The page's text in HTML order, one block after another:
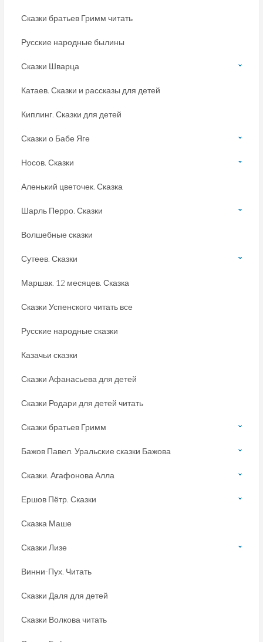
Сказки братьев Гримм читать
Русские народные былины
Сказки Шварца
Катаев. Сказки и рассказы для детей
Киплинг. Сказки для детей
Сказки о Бабе Яге
Носов. Сказки
Аленький цветочек. Сказка
Шарль Перро. Сказки
Волшебные сказки
Сутеев. Сказки
Маршак. 12 месяцев. Сказка
Сказки Успенского читать все
Русские народные сказки
Казачьи сказки
Сказки Афанасьева для детей
Сказки Родари для детей читать
Сказки братьев Гримм
Бажов Павел. Уральские сказки Бажова
Сказки. Агафонова Алла
Ершов Пётр. Сказки
Сказка Маше
Сказки Лизе
Винни-Пух. Читать
Сказки Даля для детей
Сказки Волкова читать